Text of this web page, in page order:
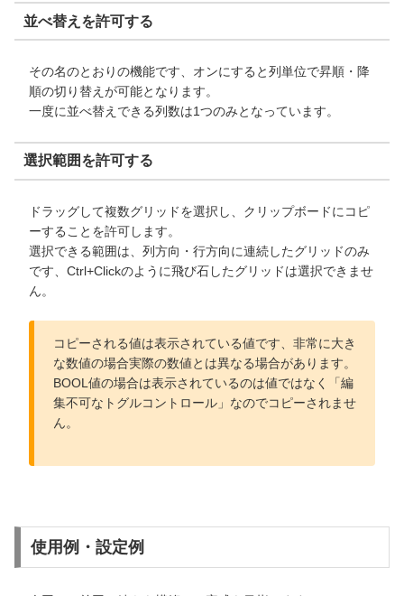
並べ替えを許可する
その名のとおりの機能です、オンにすると列単位で昇順・降
順の切り替えが可能となります。
一度に並べ替えできる列数は1つのみとなっています。
選択範囲を許可する
ドラッグして複数グリッドを選択し、クリップボードにコピ
ーすることを許可します。
選択できる範囲は、列方向・行方向に連続したグリッドのみ
です、Ctrl+Clickのように飛び石したグリッドは選択できませ
ん。
コピーされる値は表示されている値です、非常に大き
な数値の場合実際の数値とは異なる場合があります。
BOOL値の場合は表示されているのは値ではなく「編
集不可なトグルコントロール」なのでコピーされませ
ん。
使用例・設定例